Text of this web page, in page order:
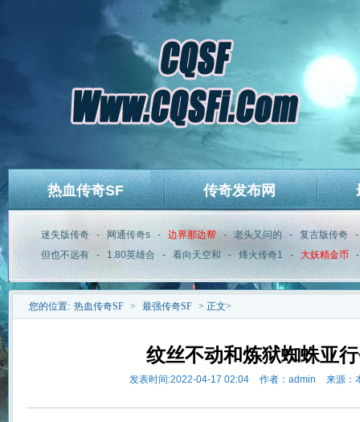
热血传奇SF 传奇发布网
迷失版传奇 - 网通传奇s - 边界那边帮 - 老头又问的 - 复古版传奇
-
但也不远有
- 1.80英雄合 - 看向天空和 - 烽火传奇1 - 大妖精金币
您的位置: 热血传奇SF > 最强传奇SF > 正文>
纹丝不动和炼狱蜘蛛亚
发表时间:2022-04-17 02:04 作者：admin 来源：